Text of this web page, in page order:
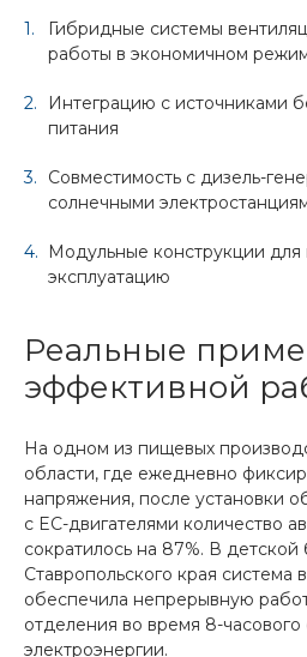
Гибридные системы
работы в экономичном
Интеграцию с источниками
питания
Совместимость с дизель-
солнечными
Модульные конструкции для
эксплуатацию
Реальные
эффективной
На одном из пищевых
области, где ежедневно
напряжения, после установки
с EC-двигателями количество
сократилось на 87%. В детской
Ставропольского края
обеспечила непрерывную
отделения во время 8-
электроэнергии.